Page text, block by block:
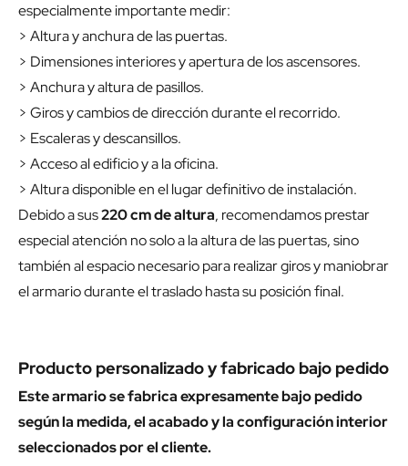
especialmente importante medir:
> Altura y anchura de las puertas.
> Dimensiones interiores y apertura de los ascensores.
> Anchura y altura de pasillos.
> Giros y cambios de dirección durante el recorrido.
> Escaleras y descansillos.
> Acceso al edificio y a la oficina.
> Altura disponible en el lugar definitivo de instalación.
Debido a sus220 cm de altura, recomendamos prestar
especial atención no solo a la altura de las puertas, sino
también al espacio necesario para realizar giros y maniobrar
el armario durante el traslado hasta su posición final.
Producto personalizado y fabricado bajo pedido
Este armario se fabrica expresamente bajo pedido
según la medida, el acabado y la configuración interior
seleccionados por el cliente.